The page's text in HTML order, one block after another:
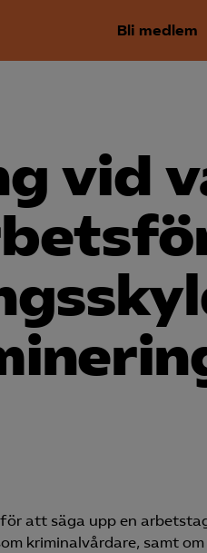
Bli medlem
vid
att säga upp en
kriminalvårdare, samt